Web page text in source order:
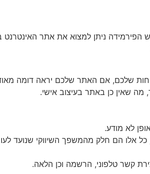
הפירמידה ניתן למצוא את אתר האינטרנט
שלכם, אם האתר שלכם יראה דומה
שאין כן באתר בעיצוב אישי.
לא מודע.
אלו הם חלק מהמשפך השיווקי שנועד
קשר טלפוני, הרשמה וכן הלאה.